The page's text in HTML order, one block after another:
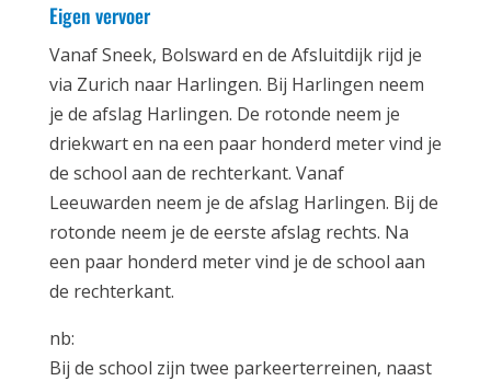
Eigen vervoer
Vanaf Sneek, Bolsward en de Afsluitdijk rijd je
via Zurich naar Harlingen. Bij Harlingen neem
je de afslag Harlingen. De rotonde neem je
driekwart en na een paar honderd meter vind je
de school aan de rechterkant. Vanaf
Leeuwarden neem je de afslag Harlingen. Bij de
rotonde neem je de eerste afslag rechts. Na
een paar honderd meter vind je de school aan
de rechterkant.
nb:
Bij de school zijn twee parkeerterreinen, naast